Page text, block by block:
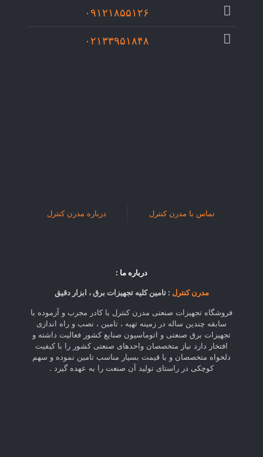
۰۹۱۲۱۸۵۵۱۲۶
۰۲۱۳۳۹۵۱۸۴۸
تماس با مدرن کنترل درباره مدرن کنترل
درباره ما :
مدرن کنترل : تامین کلیه تجهیزات برق ، ابزار دقیق
فروشگاه تجهیزات صنعتی مدرن کنترل با کادر مجرب و آزموده با
سابقه چندین ساله در زمینه تهیه ، تامین ، نصب و راه اندازی
تجهیزات برق صنعتی و اتوماسیون صنایع کشور فعالیت داشته و
افتخار دارد نیاز متخصصان واحدهای صنعتی کشور را با کیفیت
دلخواه متخصصان و با قیمت بسیار مناسب تامین نموده و سهم
کوچکی در راستای تولید آن صنعت را به عهده گیرد .